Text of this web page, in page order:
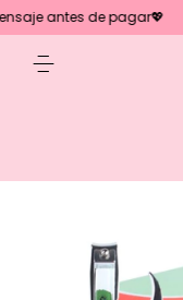
antes de pagar💖